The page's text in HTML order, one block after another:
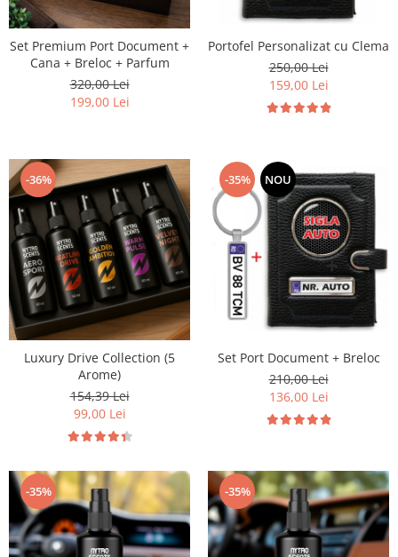
Set Premium Port Document +
Cana + Breloc + Parfum
320,00 Lei
199,00 Lei
Portofel Personalizat cu Clema
250,00 Lei
159,00 Lei
-36%
Luxury Drive Collection (5
Arome)
154,39 Lei
99,00 Lei
-35% NOU
Set Port Document + Breloc
210,00 Lei
136,00 Lei
-35% -35%